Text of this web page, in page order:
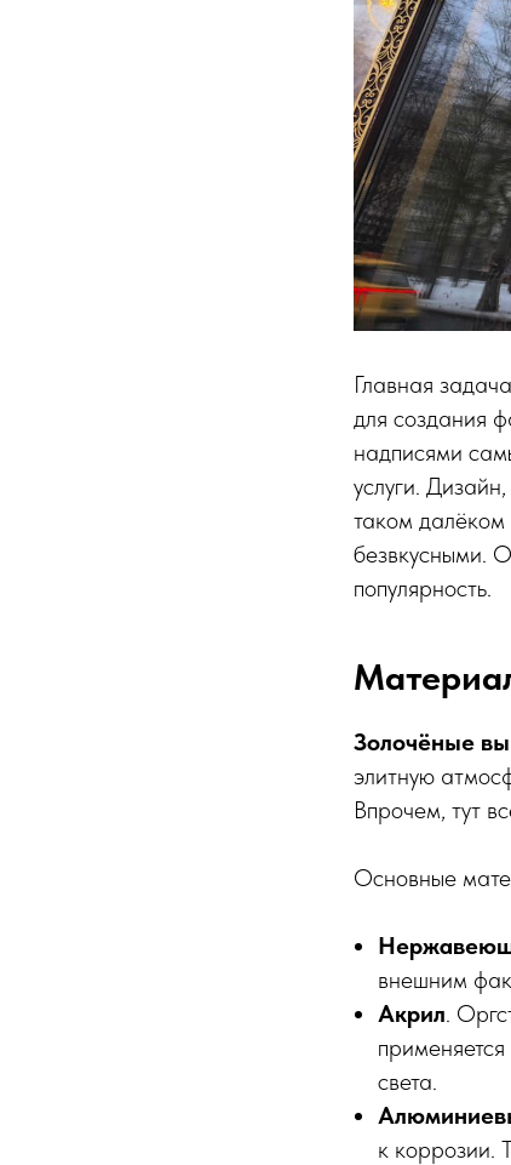
Главная
для создания
надписями
услуги.
таком далёком
безвкусными.
популярность.
Золочёные
элитную
Впрочем, тут
Основные
внешним
Акрил.
света.
к коррозии.